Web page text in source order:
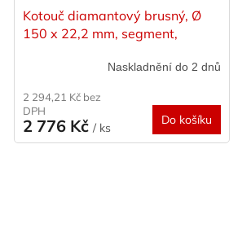
Kotouč diamantový brusný, Ø
150 x 22,2 mm, segment,
Naskladnění do 2 dnů
2 294,21 Kč bez
DPH
2 776 Kč/ ks
Do košíku